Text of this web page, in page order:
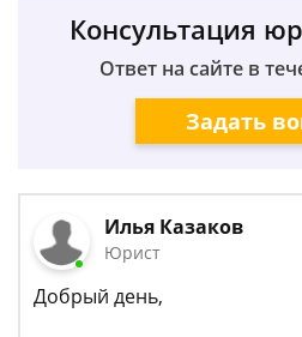
Консультация
Ответ на сайте в
Задать
Илья Казаков
Юрист
Добрый день,